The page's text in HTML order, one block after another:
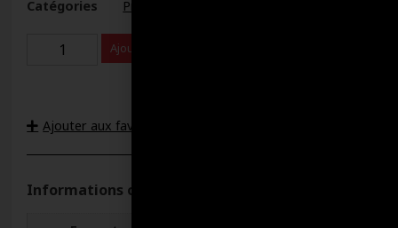
Catégories
Produits connexes
Ajouter au panier
Ajouter aux favoris
Informations complémentaires